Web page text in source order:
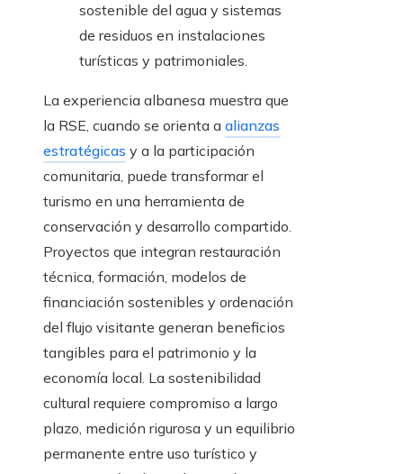
sostenible del agua y sistemas
de residuos en instalaciones
turísticas y patrimoniales.
La experiencia albanesa muestra que
la RSE, cuando se orienta a alianzas
estratégicas y a la participación
comunitaria, puede transformar el
turismo en una herramienta de
conservación y desarrollo compartido.
Proyectos que integran restauración
técnica, formación, modelos de
financiación sostenibles y ordenación
del flujo visitante generan beneficios
tangibles para el patrimonio y la
economía local. La sostenibilidad
cultural requiere compromiso a largo
plazo, medición rigurosa y un equilibrio
permanente entre uso turístico y